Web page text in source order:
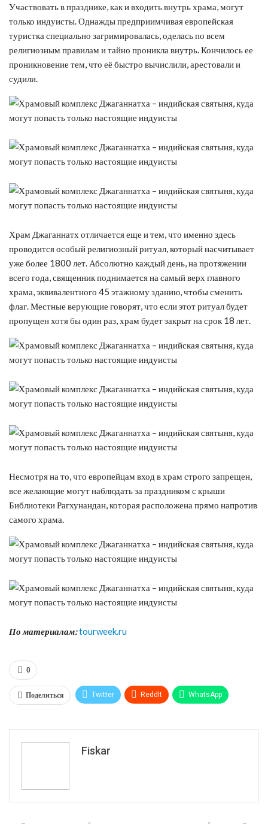
Участвовать в празднике, как и входить внутрь храма, могут
только индуисты. Однажды предприимчивая европейская
туристка специально загримировалась, оделась по всем
религиозным правилам и тайно проникла внутрь. Кончилось ее
проникновение тем, что её быстро вычислили, арестовали и
судили.
Храм Джаганнатх отличается еще и тем, что именно здесь
проводится особый религиозный ритуал, который насчитывает
уже более 1800 лет. Абсолютно каждый день, на протяжении
всего года, священник поднимается на самый верх главного
храма, эквивалентного 45 этажному зданию, чтобы сменить
флаг. Местные верующие говорят, что если этот ритуал будет
пропущен хотя бы один раз, храм будет закрыт на срок 18 лет.
Несмотря на то, что европейцам вход в храм строго запрещен,
все желающие могут наблюдать за праздником с крыши
Библиотеки Рагхунандан, которая расположена прямо напротив
самого храма.
По материалам:tourweek.ru
0
Поделиться Twitter ReddIt WhatsApp
Fiskar